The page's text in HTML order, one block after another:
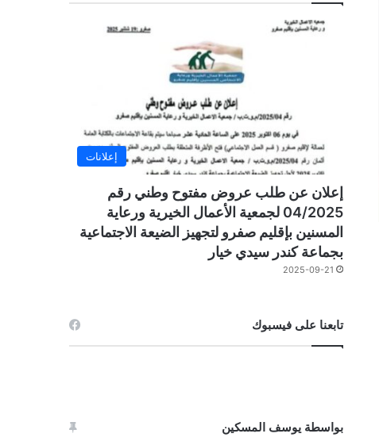
إعلانات
إعلان عن طلب عروض مفتوح وطني رقم
04/2025 لجمعية الأعمال الخيرية ورعاية
المسنين بإقليم صفرو لتجهيز الضيعة الاجتماعية
بجماعة كندر سيدي خيار
2025-09-21
تابعنا على فيسبوك
بواسطة يوسف المسكين